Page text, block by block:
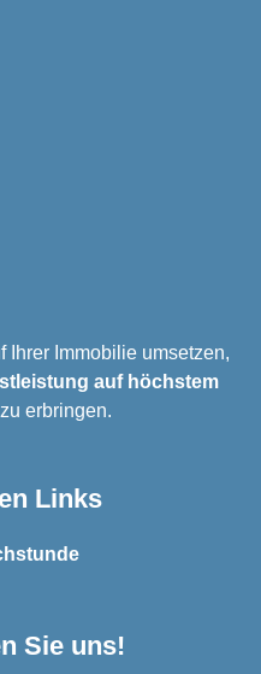
Ihrer Immobilie umsetzen,
auf höchstem
erbringen.
Links
Sie uns!